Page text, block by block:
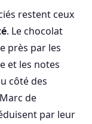
restent ceux
. Le chocolat
près par les
et les notes
côté des
de
par leur